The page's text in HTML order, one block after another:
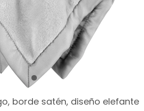
borde satén, diseño elefante